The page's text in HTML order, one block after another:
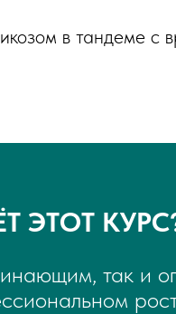
в тандеме с
ЭТОТ
так и